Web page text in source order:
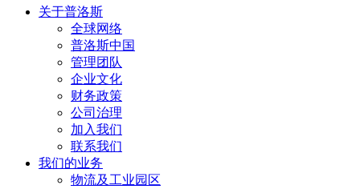
关于普洛斯
全球网络
普洛斯中国
管理团队
企业文化
财务政策
公司治理
加入我们
联系我们
我们的业务
物流及工业园区